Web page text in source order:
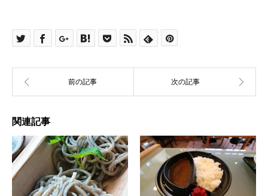
関連記事